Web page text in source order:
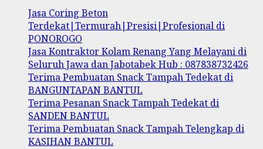
Jasa Coring Beton
Terdekat|Termurah|Presisi|Profesional di
PONOROGO
Jasa Kontraktor Kolam Renang Yang Melayani di
Seluruh Jawa dan Jabotabek Hub : 087838732426
Terima Pembuatan Snack Tampah Tedekat di
BANGUNTAPAN BANTUL
Terima Pesanan Snack Tampah Tedekat di
SANDEN BANTUL
Terima Pembuatan Snack Tampah Telengkap di
KASIHAN BANTUL